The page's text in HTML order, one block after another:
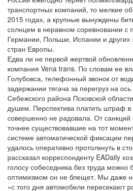
транспортных компаний, то мелкие
2015 годах, а крупные вынуждены
солнцем в неравном соревновании с
Германии, Польши, Испании и других
стран Европы.
Едва ли не первой жертвой
компания Vena trans. По словам ее
Голубовса, телефонный звонок от
задержании тягача за перегруз на
Себежского района Псковской
душем. Перспектива платить штраф в
совершенно не радовала. От санкций
точнее существовавшие на тот
системе автоматической фиксации
удалось оперативно протолкнуть в
рассказал корреспонденту EADaily
голосу собеседника без труда можно
оптимизмом он не блещет. Мы даже
«с того дня автомобили пересекают